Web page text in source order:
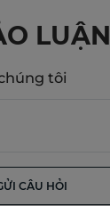
LUẬN
tôi
CÂU HỎI